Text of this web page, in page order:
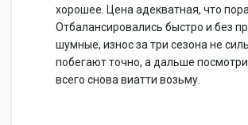
хорошее. Цена адекватная, что
Отбалансировались быстро и без
шумные, износ за три сезона не
побегают точно, а дальше
всего снова виатти возьму.